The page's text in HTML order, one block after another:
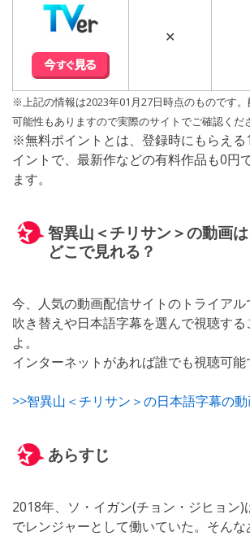
✕
※上記の情報は2023年01月27日時点のものです
可能性もありますので実際のサイトでご確認くだ
※無料ポイントとは、登録時にもらえる
イントで、最新作などの有料作品も0円
ます。
智異山＜チリサン＞の動画
どこで見れる？
今、人気の動画配信サイトのトライアル
吹き替えや日本語字幕を選んで視聴す
よ。
インターネットがあれば誰でも視聴可能
>>智異山＜チリサン＞の日本語字幕の
あらすじ
2018年、ソ・イガン(チョン・ジヒョン)
でレンジャーとして働いていた。そん